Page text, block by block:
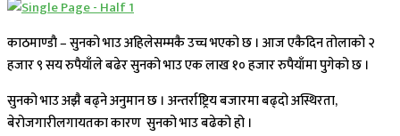
काठमाण्डाै – सुनको भाउ अहिलेसम्मकै उच्च भएको छ । आज एकैदिन तोलाको २
हजार ९ सय रुपैयाँले बढेर सुनको भाउ एक लाख १० हजार रुपैयाँमा पुगेको छ ।
सुनको भाउ अझै बढ्ने अनुमान छ । अन्तर्राष्ट्रिय बजारमा बढ्दो अस्थिरता,
बेरोजगारीलगायतका कारण सुनको भाउ बढेको हो ।